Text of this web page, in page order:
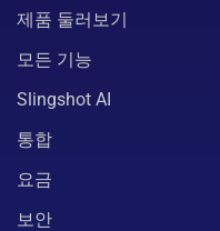
제품 둘러보기
모든 기능
Slingshot AI
통합
요금
보안